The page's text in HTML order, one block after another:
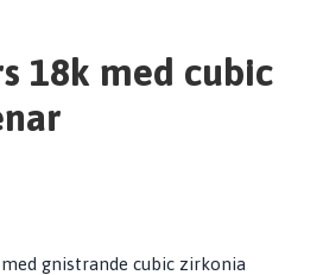
18k med cubic
gnistrande cubic zirkonia